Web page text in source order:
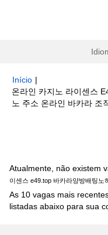
Início |
온라인 카지노 라이센스
노 주소 온라인 바카라 조
Atualmente, não existem
이센스 e49.top 바카라양방배팅
As 10 vagas mais
listadas abaixo para sua